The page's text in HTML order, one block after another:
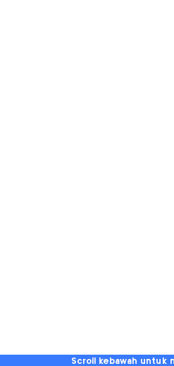
Scroll kebawah untuk